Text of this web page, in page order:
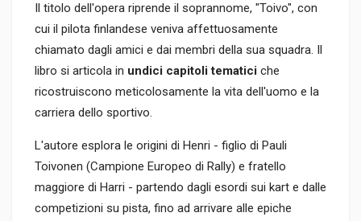
Il titolo dell'opera riprende il soprannome, "Toivo", con
cui il pilota finlandese veniva affettuosamente
chiamato dagli amici e dai membri della sua squadra. Il
libro si articola in undici capitoli tematici che
ricostruiscono meticolosamente la vita dell'uomo e la
carriera dello sportivo.
L'autore esplora le origini di Henri - figlio di Pauli
Toivonen (Campione Europeo di Rally) e fratello
maggiore di Harri - partendo dagli esordi sui kart e dalle
competizioni su pista, fino ad arrivare alle epiche